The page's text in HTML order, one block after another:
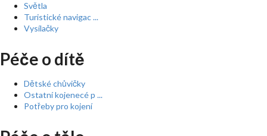
Světla
Turistické navigac ...
Vysílačky
Péče o dítě
Dětské chůvičky
Ostatní kojenecé p ...
Potřeby pro kojení